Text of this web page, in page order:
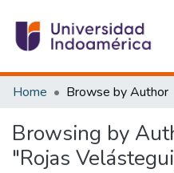
Communities & Collections
Estadísticas Externas
Home Browse by Author
Browsing by
"Rojas